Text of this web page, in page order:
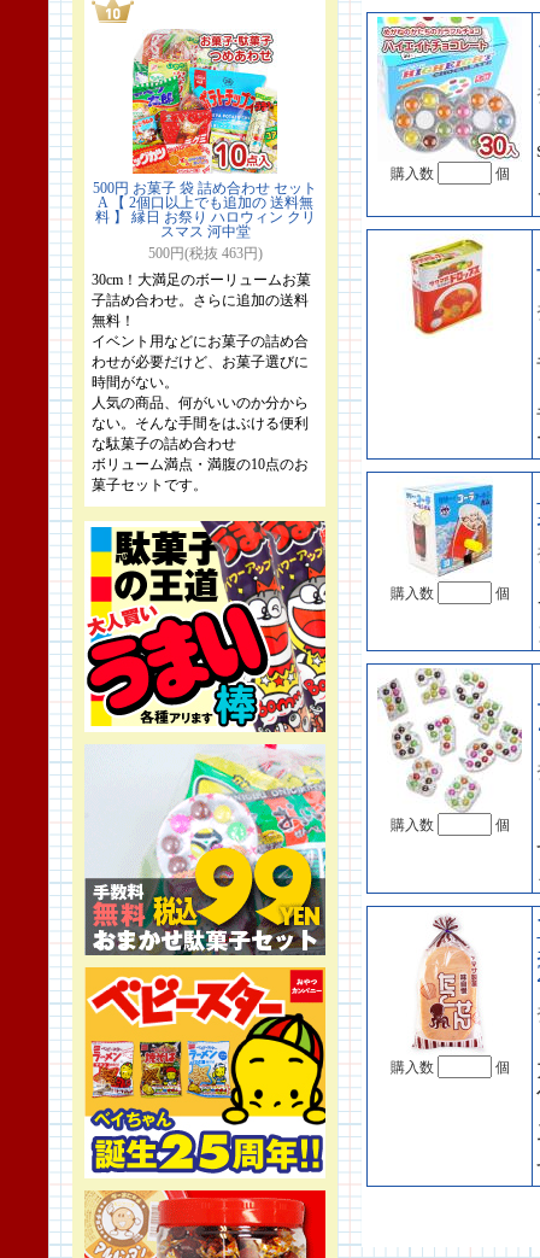
500円 お菓子 袋 詰め合わせ セット
A 【 2個口以上でも追加の 送料無
料 】 縁日 お祭り ハロウィン クリ
スマス 河中堂
500円(税抜 463円)
30cm！大満足のボーリュームお菓
子詰め合わせ。さらに追加の送料
無料！
イベント用などにお菓子の詰め合
わせが必要だけど、お菓子選びに
時間がない。
人気の商品、何がいいのか分から
ない。そんな手間をはぶける便利
な駄菓子の詰め合わせ
ボリューム満点・満腹の10点のお
菓子セットです。
購入数 個
購入数 個
購入数 個
購入数 個